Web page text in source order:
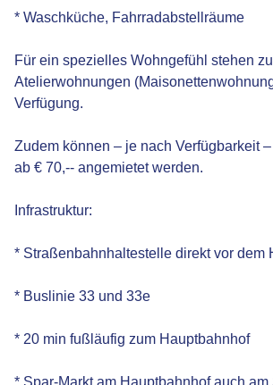
* Waschküche, Fahrradabstellräume
Für ein spezielles Wohngefühl stehen
Atelierwohnungen
Verfügung.
Zudem können – je nach Verfügbarkeit
ab € 70,-- angemietet werden.
Infrastruktur:
* Straßenbahnhaltestelle direkt vor dem
* Buslinie 33 und 33e
* 20 min fußläufig zum Hauptbahnhof
* Spar-Markt am Hauptbahnhof auch am